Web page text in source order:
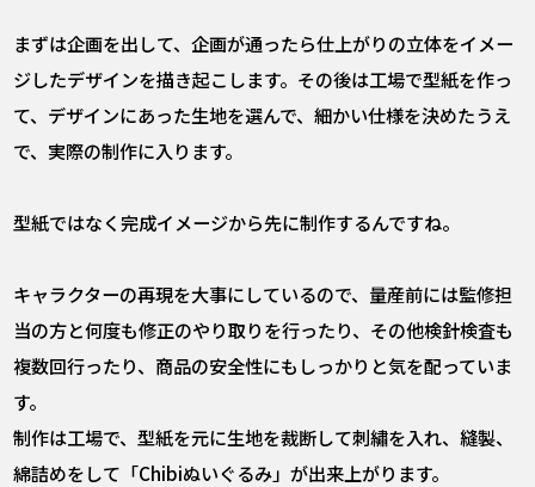
まずは企画を出して、企画が通ったら仕上がりの立体をイメー
ジしたデザインを描き起こします。その後は工場で型紙を作っ
て、デザインにあった生地を選んで、細かい仕様を決めたうえ
で、実際の制作に入ります。
――型紙ではなく完成イメージから先に制作するんですね。
キャラクターの再現を大事にしているので、量産前には監修担
当の方と何度も修正のやり取りを行ったり、その他検針検査も
複数回行ったり、商品の安全性にもしっかりと気を配っていま
す。
制作は工場で、型紙を元に生地を裁断して刺繡を入れ、縫製、
綿詰めをして「Chibiぬいぐるみ」が出来上がります。